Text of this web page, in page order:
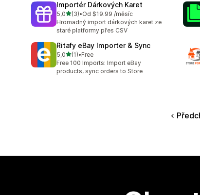
Importér Dárkových Karet
5,0z 5 hvězd
(3)
Celkový počet recenzí: 3
•Od $19.99 /měsíc
Hromadný import dárkových karet ze
staré platformy přes CSV
Ritafy eBay Importer & Sync
5,0z 5 hvězd
(1)
Celkový počet recenzí: 1
•Free
Free 100 Imports: Import eBay
products, sync orders to Store